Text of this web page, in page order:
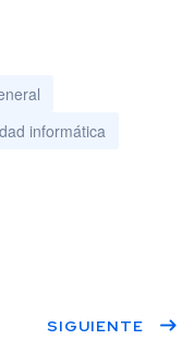
informática
SIGUIENTE